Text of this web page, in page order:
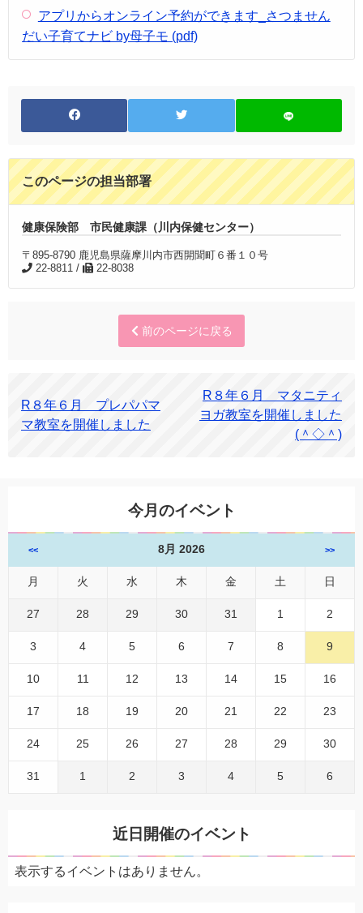
アプリからオンライン予約ができます_さつません
だい子育てナビ by母子モ (pdf)
このページの担当部署
健康保険部 市民健康課（川内保健センター）
〒895-8790 鹿児島県薩摩川内市西開聞町６番１０号
22-8811 /
22-8038
前のページに戻る
R８年６月 プレパパマ
マ教室を開催しました
R８年６月 マタニティ
ヨガ教室を開催しました
(＾◇＾)
今月のイベント
<< 8月 2026 >>
月 火 水 木 金 土 日
27 28 29 30 31 1 2
3 4 5 6 7 8 9
10 11 12 13 14 15 16
17 18 19 20 21 22 23
24 25 26 27 28 29 30
31 1 2 3 4 5 6
近日開催のイベント
表示するイベントはありません。